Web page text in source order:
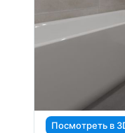
Посмотреть в